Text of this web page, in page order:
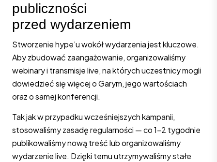
publiczności
przed wydarzeniem
Stworzenie hype’u wokół wydarzenia jest kluczowe.
Aby zbudować zaangażowanie, organizowaliśmy
webinary i transmisje live, na których uczestnicy mogli
dowiedzieć się więcej o Garym, jego wartościach
oraz o samej konferencji.
Tak jak w przypadku wcześniejszych kampanii,
stosowaliśmy zasadę regularności — co 1-2 tygodnie
publikowaliśmy nową treść lub organizowaliśmy
wydarzenie live. Dzięki temu utrzymywaliśmy stałe